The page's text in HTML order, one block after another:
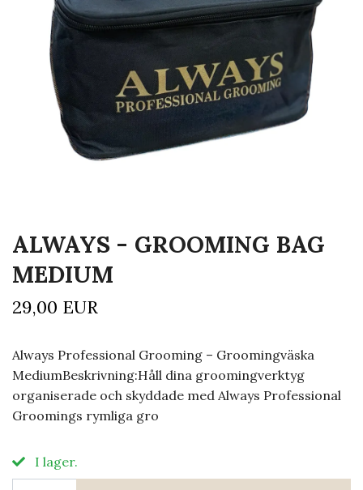
ALWAYS - GROOMING BAG
MEDIUM
29,00 EUR
Always Professional Grooming – Groomingväska
MediumBeskrivning:Håll dina groomingverktyg
organiserade och skyddade med Always Professional
Groomings rymliga gro
I lager.